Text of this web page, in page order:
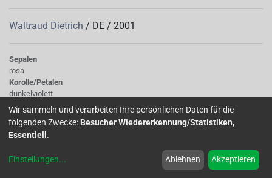
Waltraud Dietrich / DE / 2001
Sepalen
rosa
Korolle/Petalen
dunkelviolett
Knospe/Blüte
einfach, mittelgross
Wuchs
stehend
Wir sammeln und verarbeiten Ihre persönlichen Daten für die
folgenden Zwecke: Besucher Wiedererkennung/Statistiken,
Essentiell .
Einstellungen... Ablehnen Akzeptieren